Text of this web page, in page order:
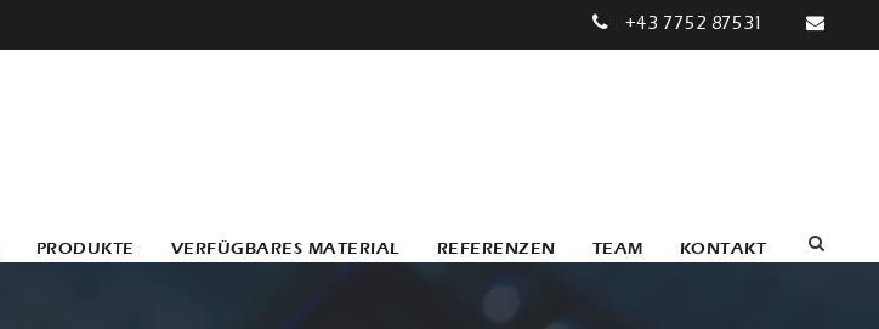
+43 7752 87531
PRODUKTE VERFÜGBARES MATERIAL REFERENZEN TEAM KONTAKT